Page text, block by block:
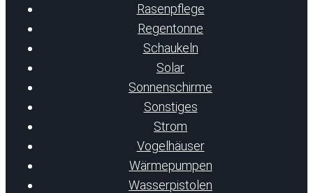
Rasenpflege
Regentonne
Schaukeln
Solar
Sonnenschirme
Sonstiges
Strom
Vogelhäuser
Wärmepumpen
Wasserpistolen